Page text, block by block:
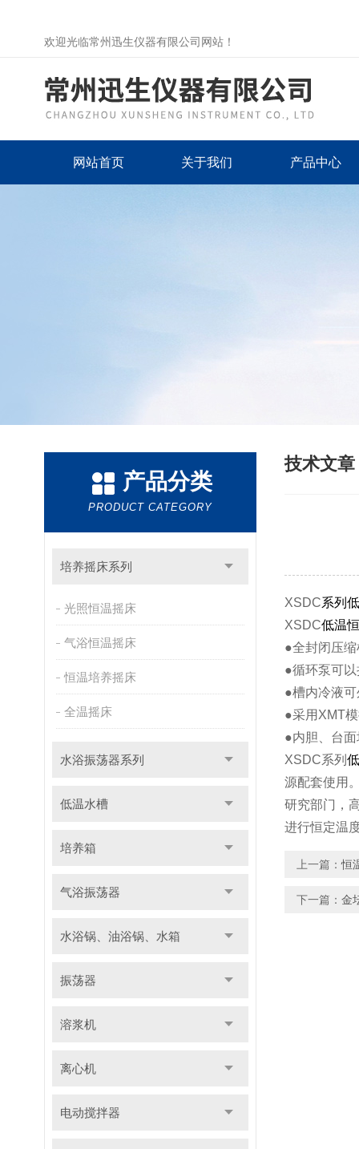
欢迎光临常州迅生仪器有限公司网站！
网站首页 关于我们 产品中心
产品分类
PRODUCT CATEGORY
培养摇床系列
光照恒温摇床
气浴恒温摇床
恒温培养摇床
全温摇床
水浴振荡器系列
低温水槽
培养箱
气浴振荡器
水浴锅、油浴锅、水箱
振荡器
溶浆机
离心机
电动搅拌器
技术文章
XSDC系列
XSDC低温
●全封闭压
●循环泵可
●槽内冷液
●采用XMT
●内胆、台
XSDC系列
源配套使用
研究部门，
进行恒定温
上一篇：恒
下一篇： 金